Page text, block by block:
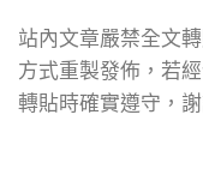
站內文章嚴禁全文
方式重製發佈，若
轉貼時確實遵守，謝